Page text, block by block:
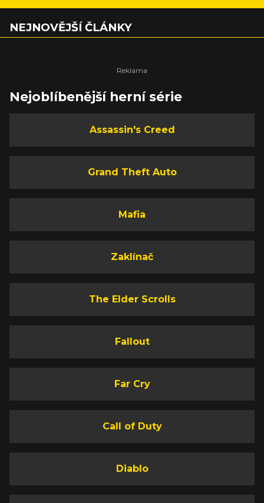
NEJNOVĚJŠÍ ČLÁNKY
Nejoblíbenější herní série
Assassin's Creed
Grand Theft Auto
Mafia
Zaklínač
The Elder Scrolls
Fallout
Far Cry
Call of Duty
Diablo